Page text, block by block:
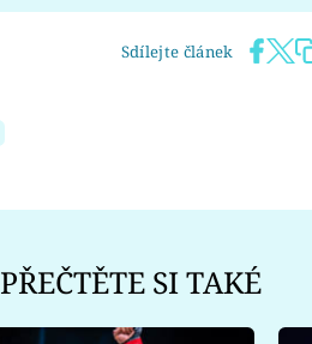
Sdílejte článek
PŘEČTĚTE SI TAKÉ